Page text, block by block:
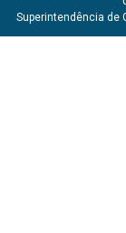
Superintendência de